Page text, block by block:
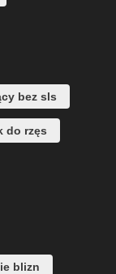
bez sls
do rzęs
blizn